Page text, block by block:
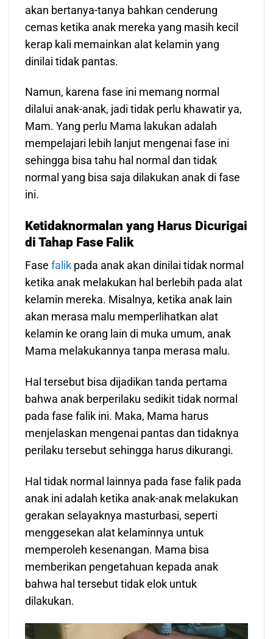
akan bertanya-tanya bahkan cenderung
cemas ketika anak mereka yang masih kecil
kerap kali memainkan alat kelamin yang
dinilai tidak pantas.
Namun, karena fase ini memang normal
dilalui anak-anak, jadi tidak perlu khawatir ya,
Mam. Yang perlu Mama lakukan adalah
mempelajari lebih lanjut mengenai fase ini
sehingga bisa tahu hal normal dan tidak
normal yang bisa saja dilakukan anak di fase
ini.
Ketidaknormalan yang Harus Dicurigai
di Tahap Fase Falik
Fasefalik pada anak akan dinilai tidak normal
ketika anak melakukan hal berlebih pada alat
kelamin mereka. Misalnya, ketika anak lain
akan merasa malu memperlihatkan alat
kelamin ke orang lain di muka umum, anak
Mama melakukannya tanpa merasa malu.
Hal tersebut bisa dijadikan tanda pertama
bahwa anak berperilaku sedikit tidak normal
pada fase falik ini. Maka, Mama harus
menjelaskan mengenai pantas dan tidaknya
perilaku tersebut sehingga harus dikurangi.
Hal tidak normal lainnya pada fase falik pada
anak ini adalah ketika anak-anak melakukan
gerakan selayaknya masturbasi, seperti
menggesekan alat kelaminnya untuk
memperoleh kesenangan. Mama bisa
memberikan pengetahuan kepada anak
bahwa hal tersebut tidak elok untuk
dilakukan.